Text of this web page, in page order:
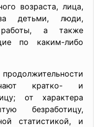
возраста, лица,
детьми, люди,
работы, а также
по каким-либо
кратко- и
от характера
безработицу,
статистикой, и